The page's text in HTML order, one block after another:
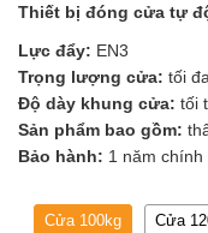
Thiết bị đóng cửa tự
Lực đẩy: EN3
Trọng lượng cửa: tối
Độ dày khung cửa: tối
Sản phẩm bao gồm:
Bảo hành: 1 năm chính
Cửa 100kg Cửa